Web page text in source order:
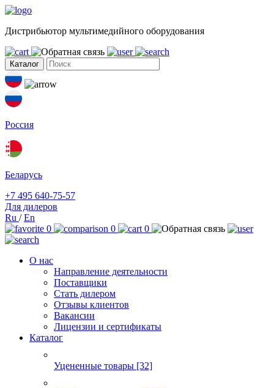
Дистрибьютор мультимедийного оборудования
Каталог
Россия
Беларусь
+7 495 640-75-57
Для дилеров
Ru /En
0
0 0
О нас
Направление деятельности
Поставщики
Стать дилером
Отзывы клиентов
Вакансии
Лицензии и сертификаты
Каталог
Уцененные товары [32]